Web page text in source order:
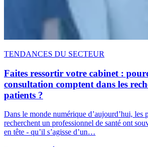
TENDANCES DU SECTEUR
Faites ressortir votre cabinet :
consultation comptent dans les
patients ?
Dans le monde numérique d’aujourd’hui, les
recherchent un professionnel de santé ont
en tête - qu’il s’agisse d’un…